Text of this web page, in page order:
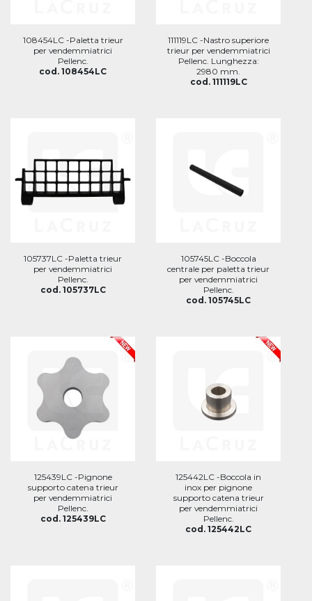
108454LC -Paletta trieur
per vendemmiatrici
Pellenc.
cod. 108454LC
111119LC -Nastro superiore
trieur per vendemmiatrici
Pellenc. Lunghezza:
2980 mm.
cod. 111119LC
105737LC -Paletta trieur
per vendemmiatrici
Pellenc.
cod. 105737LC
105745LC -Boccola
centrale per paletta trieur
per vendemmiatrici
Pellenc.
cod. 105745LC
125439LC -Pignone
supporto catena trieur
per vendemmiatrici
Pellenc.
cod. 125439LC
125442LC -Boccola in
inox per pignone
supporto catena trieur
per vendemmiatrici
Pellenc.
cod. 125442LC